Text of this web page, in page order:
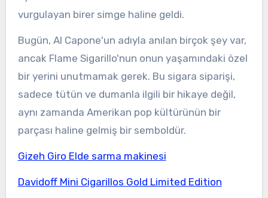
vurgulayan birer simge haline geldi.
Bugün, Al Capone'un adıyla anılan birçok şey var,
ancak Flame Sigarillo'nun onun yaşamındaki özel
bir yerini unutmamak gerek. Bu sigara siparişi,
sadece tütün ve dumanla ilgili bir hikaye değil,
aynı zamanda Amerikan pop kültürünün bir
parçası haline gelmiş bir semboldür.
Gizeh Giro Elde sarma makinesi
Davidoff Mini Cigarillos Gold Limited Edition